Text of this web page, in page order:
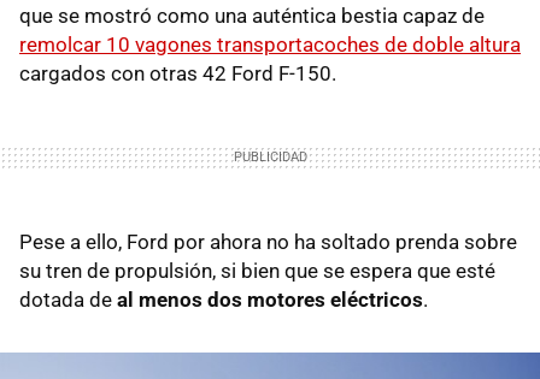
que se mostró como una auténtica bestia capaz de
remolcar 10 vagones transportacoches de doble altura
cargados con otras 42 Ford F-150.
Pese a ello, Ford por ahora no ha soltado prenda sobre
su tren de propulsión, si bien que se espera que esté
dotada de al menos dos motores eléctricos.